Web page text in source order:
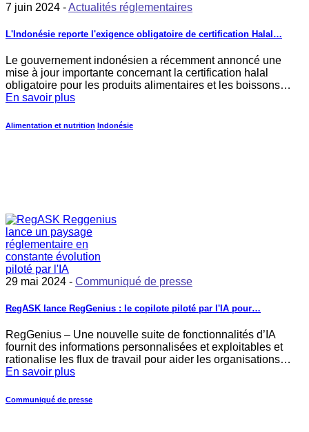
7 juin 2024 -Actualités réglementaires
L'Indonésie reporte l'exigence obligatoire de certification Halal…
Le gouvernement indonésien a récemment annoncé une
mise à jour importante concernant la certification halal
obligatoire pour les produits alimentaires et les boissons…
En savoir plus
Alimentation et nutrition Indonésie
29 mai 2024 - Communiqué de presse
RegASK lance RegGenius : le copilote piloté par l'IA pour…
RegGenius – Une nouvelle suite de fonctionnalités d’IA
fournit des informations personnalisées et exploitables et
rationalise les flux de travail pour aider les organisations…
En savoir plus
Communiqué de presse